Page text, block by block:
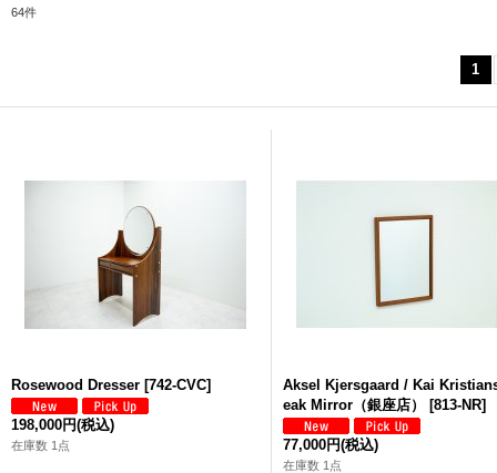
64件
1
Rosewood Dresser [742-CVC]
198,000円(税込)
在庫数 1点
Aksel Kjersgaard / Kai
eak Mirror（銀座店）
[813-NR]
77,000円(税込)
在庫数 1点